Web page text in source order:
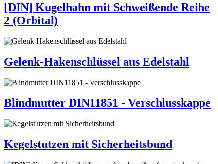
[DIN] Kugelhahn mit Schweißende Reihe
2 (Orbital)
Gelenk-Hakenschlüssel aus Edelstahl
Blindmutter DIN11851 - Verschlusskappe
Kegelstutzen mit Sicherheitsbund